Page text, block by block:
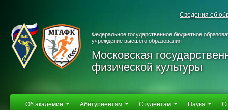
Сведения об
Федеральное государственное бюджетное
учреждение высшего образования
Московская
физической культуры
Об академии Абитуриентам Студентам Наука